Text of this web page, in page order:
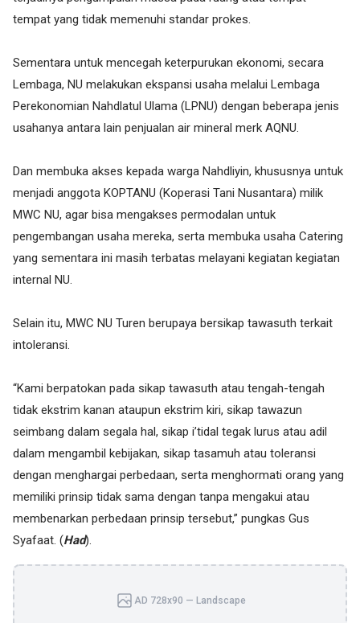
tempat yang tidak memenuhi standar prokes.
Sementara untuk mencegah keterpurukan ekonomi, secara
Lembaga, NU melakukan ekspansi usaha melalui Lembaga
Perekonomian Nahdlatul Ulama (LPNU) dengan beberapa jenis
usahanya antara lain penjualan air mineral merk AQNU.
Dan membuka akses kepada warga Nahdliyin, khususnya untuk
menjadi anggota KOPTANU (Koperasi Tani Nusantara) milik
MWC NU, agar bisa mengakses permodalan untuk
pengembangan usaha mereka, serta membuka usaha Catering
yang sementara ini masih terbatas melayani kegiatan kegiatan
internal NU.
Selain itu, MWC NU Turen berupaya bersikap tawasuth terkait
intoleransi.
“Kami berpatokan pada sikap tawasuth atau tengah-tengah
tidak ekstrim kanan ataupun ekstrim kiri, sikap tawazun
seimbang dalam segala hal, sikap i’tidal tegak lurus atau adil
dalam mengambil kebijakan, sikap tasamuh atau toleransi
dengan menghargai perbedaan, serta menghormati orang yang
memiliki prinsip tidak sama dengan tanpa mengakui atau
membenarkan perbedaan prinsip tersebut,” pungkas Gus
Syafaat. (Had).
AD 728x90 — Landscape